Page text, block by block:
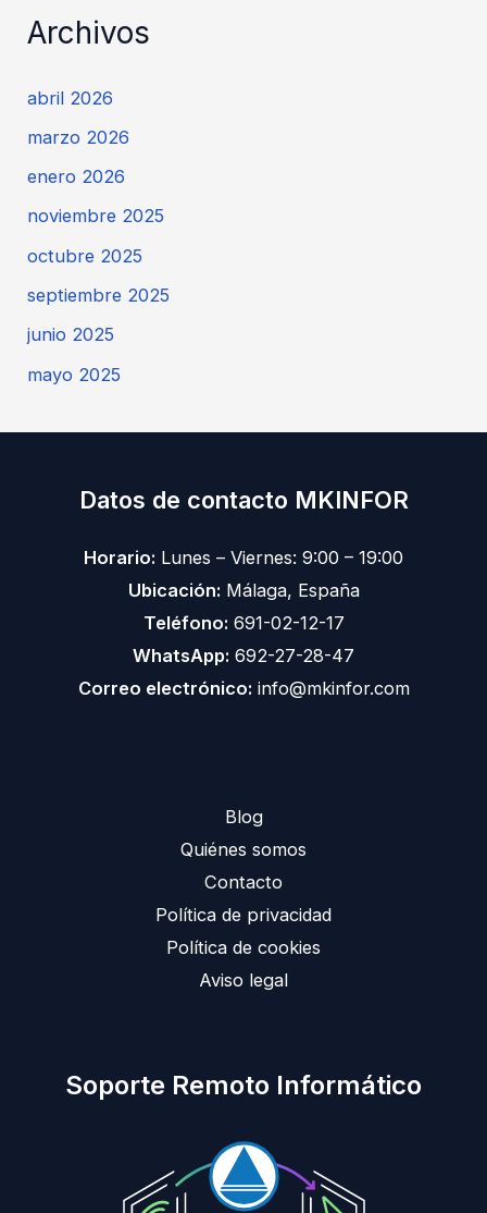
Archivos
abril 2026
marzo 2026
enero 2026
noviembre 2025
octubre 2025
septiembre 2025
junio 2025
mayo 2025
Datos de contacto MKINFOR
Horario: Lunes – Viernes: 9:00 – 19:00
Ubicación: Málaga, España
Teléfono: 691-02-12-17
WhatsApp: 692-27-28-47
Correo electrónico: info@mkinfor.com
Blog
Quiénes somos
Contacto
Política de privacidad
Política de cookies
Aviso legal
Soporte Remoto Informático